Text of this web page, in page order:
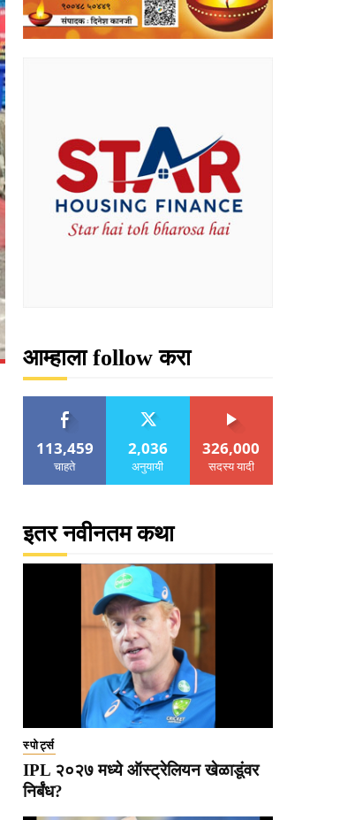
आम्हाला follow करा
113,459
चाहते
2,036
अनुयायी
326,000
सदस्य यादी
इतर नवीनतम कथा
स्पोर्ट्स
IPL २०२७ मध्ये ऑस्ट्रेलियन खेळाडूंवर
निर्बंध?